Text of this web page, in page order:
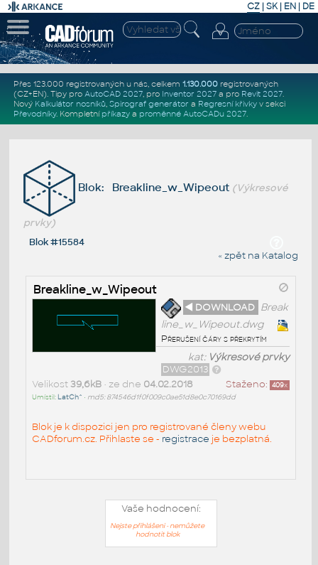
CZ | SK| EN | DE
Přes 123.000 registrovaných u nás, celkem 1.130.000registrovaných
(CZ+EN). Tipy pro AutoCAD 2027, pro Inventor 2027a pro Revit 2027.
Nový Kalkulátor nosníků, Spirograf generátor a Regresní křivkyv sekci
Převodníky. Kompletní příkazya proměnné AutoCADu 2027.
Blok: Breakline_w_Wipeout (Výkresové
prvky)
Blok #15584
« zpět na Katalog
Breakline_w_Wipeout
◄ DOWNLOAD Break
line_w_Wipeout.dwg
Přerušení čáry s překrytím
kat: Výkresové prvky
DWG2013
Staženo: 409x
Velikost39,6kB• ze dne 04.02.2018
Umístil: LatCh^ • md5: 874546d1f0f009c0ae51d8e0c70169dd
Blok je k dispozici jen pro registrované členy webu
CADforum.cz. Přihlaste se - registrace je bezplatná.
Vaše hodnocení:
Nejste přihlášeni - nemůžete
hodnotit blok